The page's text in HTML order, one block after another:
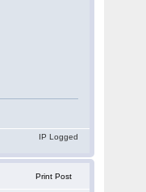
IP Logged
Print Post